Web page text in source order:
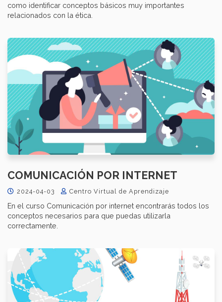
como identificar conceptos básicos muy importantes
relacionados con la ética.
COMUNICACIÓN POR INTERNET
2024-04-03 Centro Virtual de Aprendizaje
En el curso Comunicación por internet encontrarás todos los
conceptos necesarios para que puedas utilizarla
correctamente.